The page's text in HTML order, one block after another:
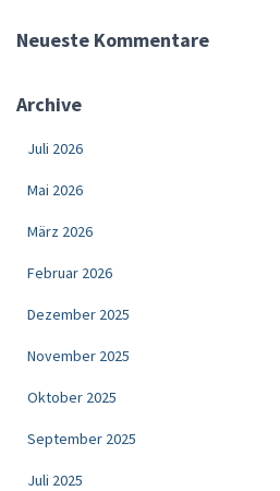
Neueste Kommentare
Archive
Juli 2026
Mai 2026
März 2026
Februar 2026
Dezember 2025
November 2025
Oktober 2025
September 2025
Juli 2025